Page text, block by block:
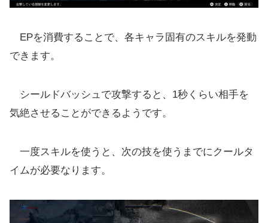
EPを消費することで、各キャラ固有のスキルを発動
できます。
シールドバッシュで攻撃すると、1秒くらい相手を
気絶させることができるようです。
一度スキルを使うと、次の技を使うまでにクールタ
イムが必要なります。